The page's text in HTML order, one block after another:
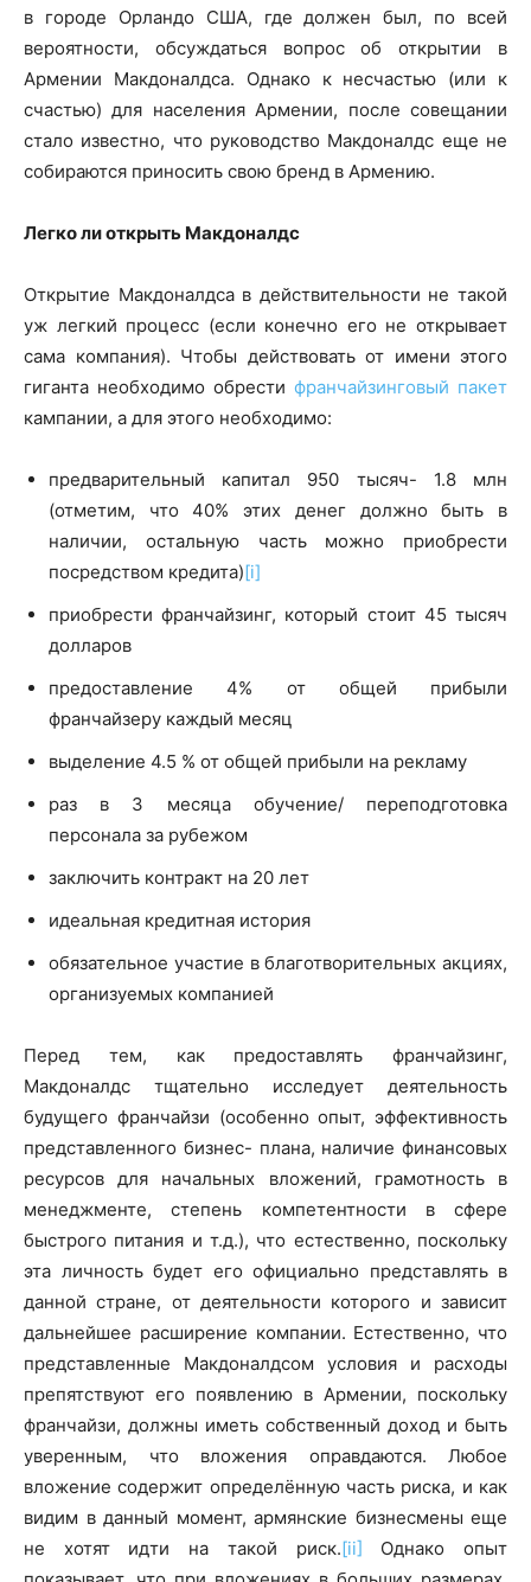
в городе Орландо США, где должен был, по всей
вероятности, обсуждаться вопрос об открытии в
Армении Макдоналдса. Однако к несчастью (или к
счастью) для населения Армении, после совещании
стало известно, что руководство Макдоналдс еще не
собираются приносить свою бренд в Армению.
Легко ли открыть Макдоналдс
Открытие Макдоналдса в действительности не такой
уж легкий процесс (если конечно его не открывает
сама компания). Чтобы действовать от имени этого
гиганта необходимо обрести франчайзинговый пакет
кампании, а для этого необходимо:
предварительный капитал 950 тысяч- 1.8 млн
(отметим, что 40% этих денег должно быть в
наличии, остальную часть можно приобрести
посредством кредита)[i]
приобрести франчайзинг, который стоит 45 тысяч
долларов
предоставление 4% от общей прибыли
франчайзеру каждый месяц
выделение 4.5 % от общей прибыли на рекламу
раз в 3 месяца обучение/ переподготовка
персонала за рубежом
заключить контракт на 20 лет
идеальная кредитная история
обязательное участие в благотворительных акциях,
организуемых компанией
Перед тем, как предоставлять франчайзинг,
Макдоналдс тщательно исследует деятельность
будущего франчайзи (особенно опыт, эффективность
представленного бизнес- плана, наличие финансовых
ресурсов для начальных вложений, грамотность в
менеджменте, степень компетентности в сфере
быстрого питания и т.д.), что естественно, поскольку
эта личность будет его официально представлять в
данной стране, от деятельности которого и зависит
дальнейшее расширение компании. Естественно, что
представленные Макдоналдсом условия и расходы
препятствуют его появлению в Армении, поскольку
франчайзи, должны иметь собственный доход и быть
уверенным, что вложения оправдаются. Любое
вложение содержит определённую часть риска, и как
видим в данный момент, армянские бизнесмены еще
не хотят идти на такой риск.[ii] Однако опыт